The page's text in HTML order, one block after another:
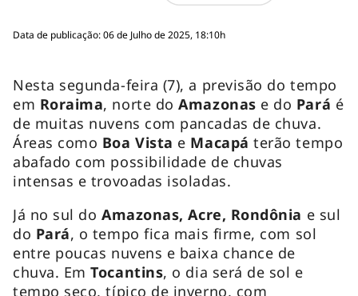
Data de publicação: 06 de Julho de 2025, 18:10h
Nesta segunda-feira (7), a previsão do tempo
em Roraima, norte doAmazonas e do Pará é
de muitas nuvens com pancadas de chuva.
Áreas como Boa Vista e Macapáterão tempo
abafado com possibilidade de chuvas
intensas e trovoadas isoladas.
Já no sul do Amazonas, Acre, Rondônia e sul
do Pará, o tempo fica mais firme, com sol
entre poucas nuvens e baixa chance de
chuva. EmTocantins, o dia será de sol e
tempo seco, típico de inverno, com